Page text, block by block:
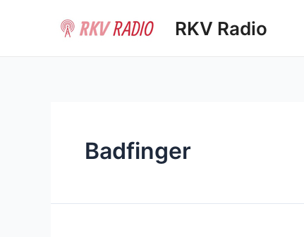
RKV Radio
Badfinger